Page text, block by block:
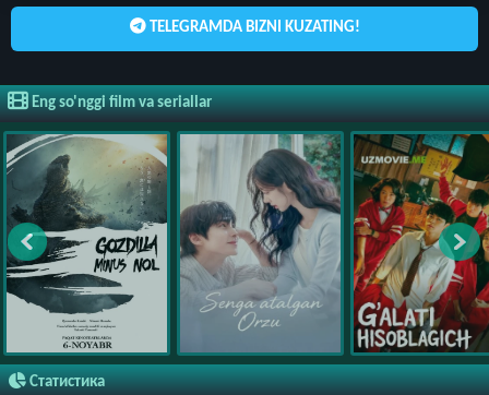
TELEGRAMDA BIZNI KUZATING!
Eng so'nggi film va seriallar
Статистика